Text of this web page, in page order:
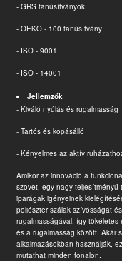
- GRS tanúsítványok
- OEKO - 100 tanúsítvány
- ISO - 9001
- ISO - 14001
Jellemzők
- Kiváló nyúlás és rugalmasság
- Tartós és kopásálló
- Kényelmes az aktív
Amikor az innováció a
szövet , egy nagy
iparágak igényeinek
poliészter szálak szívósságát
rugalmasságával, így
és a rugalmasság között. Akár
alkalmazásokban használják,
mutathat minden fonalon.